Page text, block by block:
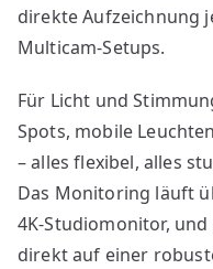
direkte Aufzeichnung
Multicam-Setups.
Für Licht und
Spots, mobile
– alles flexibel, alles
Das Monitoring läuft
4K-Studiomonitor,
direkt auf einer